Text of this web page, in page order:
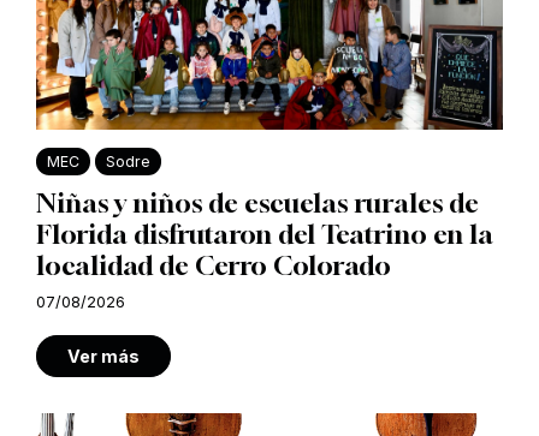
MEC Sodre
Niñas y niños de escuelas rurales de
Florida disfrutaron del Teatrino en la
localidad de Cerro Colorado
07/08/2026
Ver más